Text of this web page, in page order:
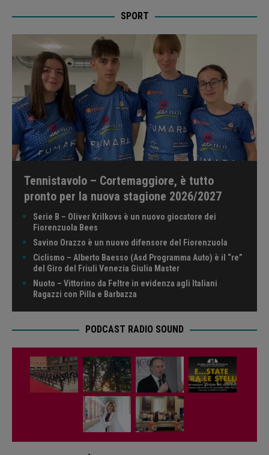
SPORT
Tennistavolo – Cortemaggiore, è tutto
pronto per la nuova stagione 2026/2027
Serie B – Oliver Krilkovs è un nuovo giocatore dei
Fiorenzuola Bees
Savino Orazzo è un nuovo difensore del Fiorenzuola
Ciclismo – Alberto Baesso (Asd Programma Auto) è il “re”
del Giro del Friuli Venezia Giulia Master
Nuoto – Vittorino da Feltre in evidenza agli Italiani
Ragazzi con Pilla e Barbazza
PODCAST RADIO SOUND